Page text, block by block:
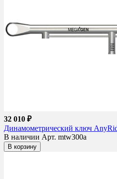
32 010 ₽
Динамометрический ключ
В наличии Арт. mtw300a
В корзину